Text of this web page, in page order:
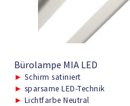
Bürolampe MIA LED
► Schirm satiniert
► sparsame LED-Technik
► Lichtfarbe Neutral